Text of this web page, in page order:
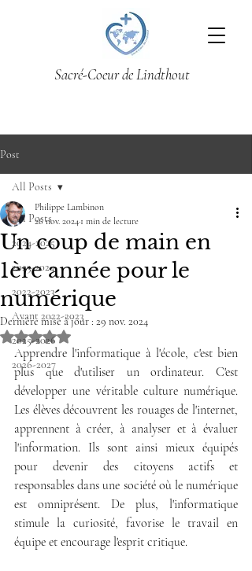
Sacré-Coeur de Lindthout
Post
All Posts
2024-2025
2023-2024
2022-2023
Avant 2022-2023
2025-2026
2026-2027
All Posts
Un coup de main en
1ère année pour le
numérique
Philippe Lambinon
26 nov. 2024 1 min de lecture
Dernière mise à jour : 29 nov. 2024
Noté NaN étoiles sur 5.
Apprendre l'informatique à l'école, c'est bien
plus que d'utiliser un ordinateur. C'est
développer une véritable culture numérique.
Les élèves découvrent les rouages de l'internet,
apprennent à créer, à analyser et à évaluer
l'information. Ils sont ainsi mieux équipés
pour devenir des citoyens actifs et
responsables dans une société où le numérique
est omniprésent. De plus, l'informatique
stimule la curiosité, favorise le travail en
équipe et encourage l'esprit critique.